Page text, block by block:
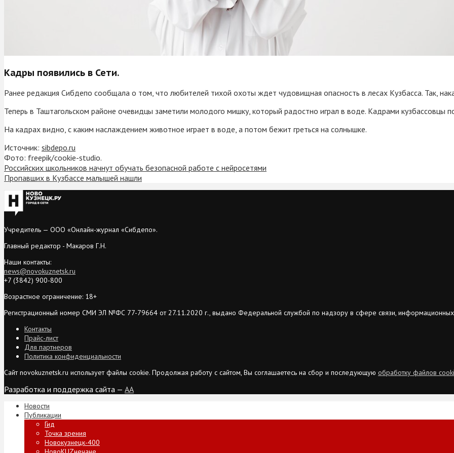
Кадры появились в Сети.
Ранее редакция Сибдепо сообщала о том, что любителей тихой охоты ждет чудовищная опасность в лесах Кузбасса. Так,
Теперь в Таштагольском районе очевидцы заметили молодого мишку, который радостно играл в воде. Кадрами кузбассовцы
На кадрах видно, с каким наслаждением животное играет в воде, а потом бежит греться на солнышке.
Источник: sibdepo.ru
Фото: freepik/cookie-studio.
Российских школьников начнут обучать безопасной работе с нейросетями
Пропавших в Кузбассе малышей нашли
Учредитель — ООО «Онлайн-журнал «Сибдепо».
Главный редактор - Макаров Г.Н.
Наши контакты:
news@novokuznetsk.ru
+7 (3842) 900-800
Возрастное ограничение: 18+
Регистрационный номер СМИ ЭЛ №ФС 77-79664 от 27.11.2020 г., выдано Федеральной службой по надзору в сфере связи, информационных
Контакты
Прайс-лист
Для партнеров
Политика конфиденциальности
Сайт novokuznetsk.ru использует файлы cookie. Продолжая работу с сайтом, Вы соглашаетесь на сбор и последующую обработку файлов
Разработка и поддержка сайта — AA
Новости
Публикации
Гид
Точка зрения
Новокузнецк-400